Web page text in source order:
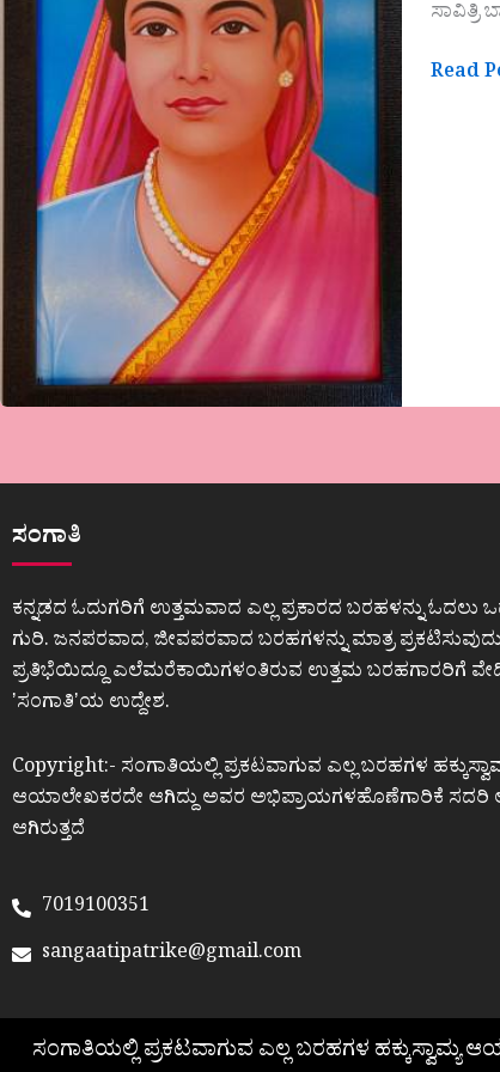
Read
ಸಂಗಾತಿ
ಕನ್ನಡದ ಓದುಗರಿಗೆ ಉತ್ತಮವಾದ ಎಲ್ಲ ಪ್ರಕಾರದ ಬರಹಳನ್ನು ಓದಲು
ಗುರಿ. ಜನಪರವಾದ, ಜೀವಪರವಾದ ಬರಹಗಳನ್ನು ಮಾತ್ರ
ಪ್ರತಿಭೆಯಿದ್ದೂ ಎಲೆಮರೆಕಾಯಿಗಳಂತಿರುವ ಉತ್ತಮ ಬರಹಗಾರರಿಗೆ
ʼಸಂಗಾತಿʼಯ ಉದ್ದೇಶ.
Copyright:- ಸಂಗಾತಿಯಲ್ಲಿ ಪ್ರಕಟವಾಗುವ ಎಲ್ಲ ಬರಹಗಳ
ಆಯಾಲೇಖಕರದೇ ಆಗಿದ್ದು ಅವರ ಅಭಿಪ್ರಾಯಗಳಹೊಣೆಗಾರಿಕೆ ಸದರಿ
ಆಗಿರುತ್ತದೆ
7019100351
sangaatipatrike@gmail.com
ಸಂಗಾತಿಯಲ್ಲಿ ಪ್ರಕಟವಾಗುವ ಎಲ್ಲ ಬರಹಗಳ